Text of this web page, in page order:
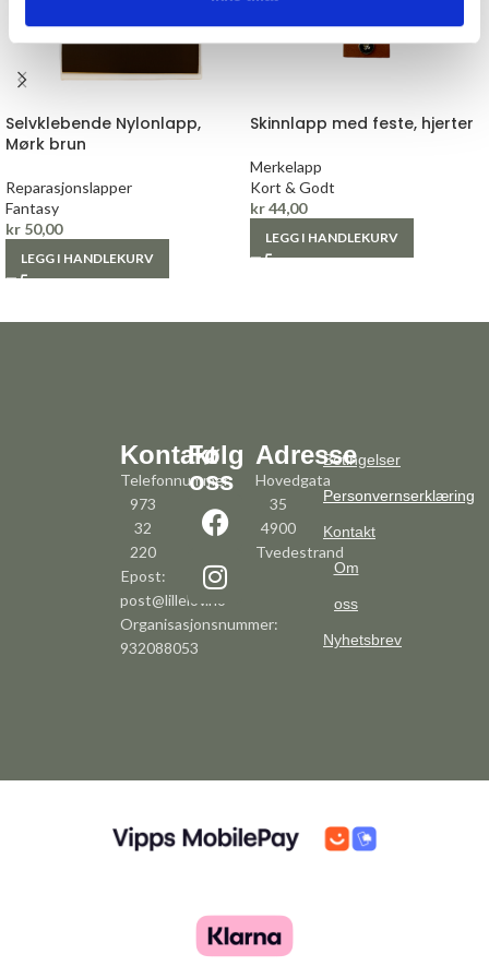
Selvklebende Nylonlapp,
Mørk brun
Reparasjonslapper
Fantasy
kr 50,00
LEGG I HANDLEKURV
Skinnlapp med feste, hjerter
Merkelapp
Kort & Godt
kr44,00
LEGG I HANDLEKURV
Kontakt
Telefonnummer:
973
32
220
Epost:
post@lillelov.no
Organisasjonsnummer:
932088053
Følg
oss
Adresse
Hovedgata
35
4900
Tvedestrand
Betingelser
Personvernserklæring
Kontakt
Om
oss
Nyhetsbrev